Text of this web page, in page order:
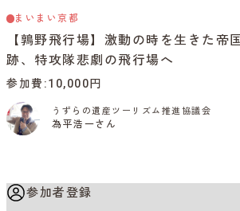
まいまい京都
【鶉野飛行場】激動の時を生きた帝
跡、特攻隊悲劇の飛行場へ
参加費 10,000円
うずらの遺産ツーリズム推進協議会
為平浩一さん
参加者登録